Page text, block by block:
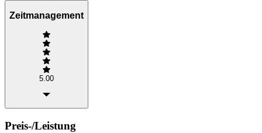
Zeitmanagement
5.00
Preis-/Leistung